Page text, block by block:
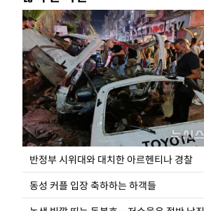
반정부 시위대와 대치한 아르헨티나 경찰
동성 커플 입장 축하하는 하객들